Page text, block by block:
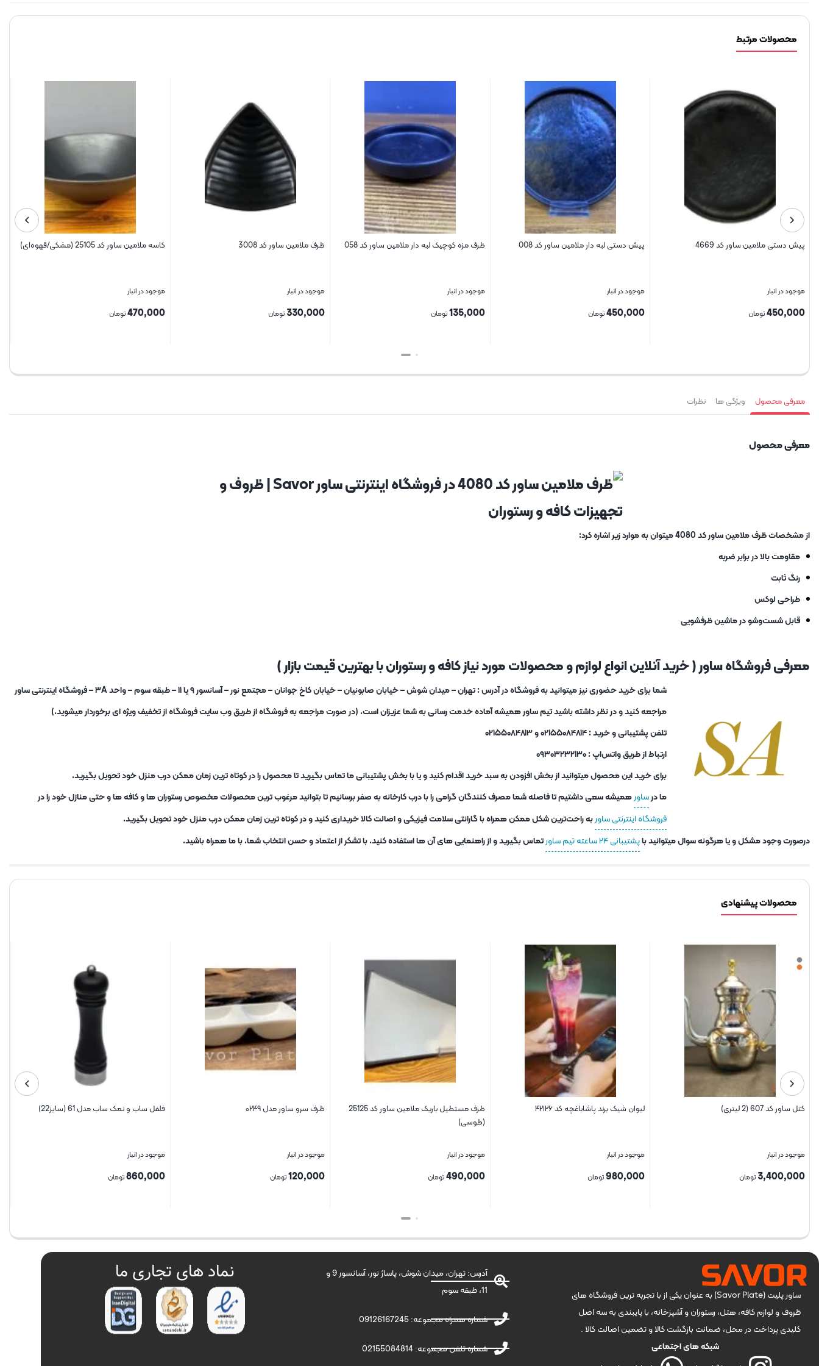
محصولات مرتبط
پیش دستی ملامین ساور کد 4669
موجود در انبار
450,000تومان
پیش دستی لبه دار ملامین ساور کد 008
موجود در انبار
450,000تومان
ظرف مزه کوچیک لبه دار ملامین ساور کد 058
موجود در انبار
135,000تومان
ظرف ملامین ساور کد 3008
موجود در انبار
330,000 تومان
کاسه ملامین ساور کد 25105 (مشکی/قهوه‌ای)
موجود در انبار
470,000تومان
معرفی محصول ویژگی ها نظرات
معرفی محصول
از مشخصات ظرف ملامین ساور کد 4080 میتوان به موارد زیر اشاره کرد:
مقاومت بالا در برابر ضربه
رنگ ثابت
طراحی لوکس
قابل شست‌وشو در ماشین ظرفشویی
معرفی فروشگاه ساور ( خرید آنلاین انواع لوازم و محصولات مورد نیاز کافه و رستوران با بهترین قیمت بازار )
شما برای خرید حضوری نیز میتوانید به فروشگاه در آدرس : تهران – میدان شوش – خیابان صابونیان – خیابان کاخ جوانان – مجتمع نور – آسانسور ۹ یا ۱۱ – طبقه سوم – واحد ۳A – فروشگاه اینترنتی ساور
مراجعه کنید و در نظر داشته باشید تیم ساور همیشه آماده خدمت رسانی به شما عزیزان است. (در صورت مراجعه به فروشگاه از طریق وب سایت فروشگاه از تخفیف ویژه ای برخوردار میشوید.)
تلفن پشتیبانی و خرید : ۰۲۱۵۵۰۸۴۸۱۴ و ۰۲۱۵۵۰۸۴۸۱۳
ارتباط از طریق واتس‌اپ : ۰۹۳۰۳۲۳۲۱۳۰
برای خرید این محصول میتوانید از بخش افزودن به سبد خرید اقدام کنید و یا با بخش پشتیبانی ما تماس بگیرید تا محصول را در کوتاه ترین زمان ممکن درب منزل خود تحویل بگیرید.
ما درساورهمیشه سعی داشتیم تا فاصله شما مصرف کنندگان گرامی را با درب کارخانه به صفر برسانیم تا بتوانید مرغوب ترین محصولات مخصوص رستوران ها و کافه ها و حتی منازل خود را در
فروشگاه اینترنتی ساوربه راحت‌ترین شکل ممکن همراه با گارانتی سلامت فیزیکی و اصالت کالا خریداری کنید و در کوتاه ترین زمان ممکن درب منزل خود تحویل بگیرید.
درصورت وجود مشکل و یا هرگونه سوال میتوانید باپشتیبانی ۲۴ ساعته تیم ساور تماس بگیرید و از راهنمایی های آن ها استفاده کنید. با تشکر از اعتماد و حسن انتخاب شما. با ما همراه باشید.
محصولات پیشنهادی
کتل ساور کد 607 (2 لیتری)
موجود در انبار
3,400,000 تومان
لیوان شیک برند پاشاباغچه کد ۴۲۱۲۶
موجود در انبار
980,000تومان
ظرف مستطیل باریک ملامین ساور کد 25125
(طوسی)
موجود در انبار
490,000تومان
ظرف سرو ساور مدل ۰۲۴۹
موجود در انبار
120,000تومان
فلفل ساب و نمک ساب مدل 61 (سایز22)
موجود در انبار
860,000تومان
ساور پلیت (Savor Plate) به عنوان یکی از با تجربه ترین فروشگاه های
ظروف و لوازم کافه، هتل، رستوران و آشپزخانه، با پایبندی به سه اصل
کلیدی پرداخت در محل، ضمانت بازگشت کالا و تضمین اصالت کالا .
شبکه های اجتماعی
آدرس: تهران، میدان شوش، پاساژ نور، آسانسور 9 و
11، طبقه سوم
شماره همراه مجموعه: 09126167245
شماره تلفن مجموعه: 02155084814
نماد های تجاری ما